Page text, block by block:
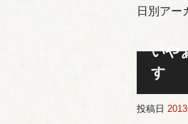
日別アー
いや
す
投稿日